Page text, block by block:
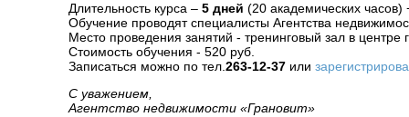
Длительность курса – 5 дней (20 академических часов)
Обучение проводят специалисты Агентства
Место проведения занятий - тренинговый зал в
Стоимость обучения - 520 руб.
Записаться можно по тел.263-12-37 или
С уважением,
Агентство недвижимости «Грановит»